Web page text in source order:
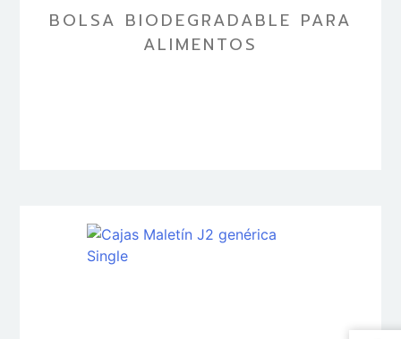
BOLSA BIODEGRADABLE PARA
ALIMENTOS